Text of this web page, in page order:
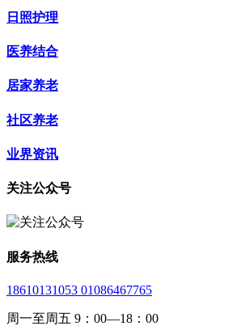
日照护理
医养结合
居家养老
社区养老
业界资讯
关注公众号
服务热线
18610131053 01086467765
周一至周五 9：00—18：00